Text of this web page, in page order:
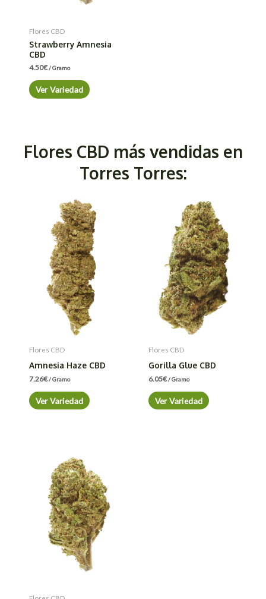
Flores CBD
Strawberry Amnesia
CBD
4.50€/ Gramo
Ver Variedad
Flores CBD más vendidas en
Torres Torres:
Flores CBD
Amnesia Haze CBD
7.26€/ Gramo
Ver Variedad
Flores CBD
Gorilla Glue CBD
6.05€/ Gramo
Ver Variedad